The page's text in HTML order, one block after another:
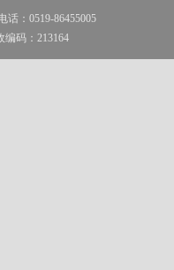
话：0519-86455005
编码：213164